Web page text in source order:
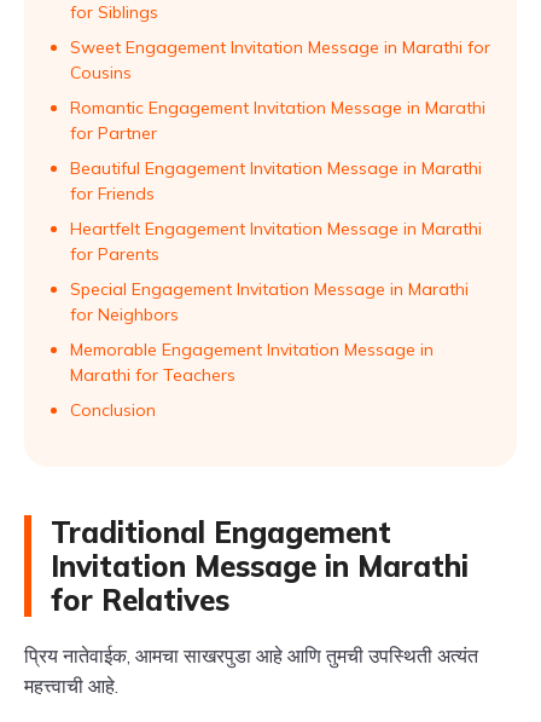
for Siblings
Sweet Engagement Invitation Message in Marathi for
Cousins
Romantic Engagement Invitation Message in Marathi
for Partner
Beautiful Engagement Invitation Message in Marathi
for Friends
Heartfelt Engagement Invitation Message in Marathi
for Parents
Special Engagement Invitation Message in Marathi
for Neighbors
Memorable Engagement Invitation Message in
Marathi for Teachers
Conclusion
Traditional Engagement
Invitation Message in Marathi
for Relatives
प्रिय नातेवाईक, आमचा साखरपुडा आहे आणि तुमची उपस्थिती अत्यंत
महत्त्वाची आहे.